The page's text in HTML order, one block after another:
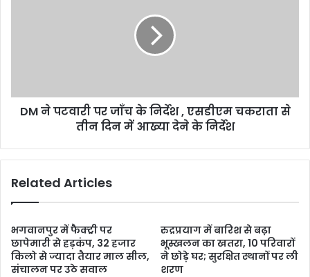
DM ने पटवारी पर जाँच के निर्देश , एसडीएम चकराता से
तीन दिन में आख्या देने के निर्देश
Related Articles
भगवानपुर में फैक्ट्री पर
छापेमारी से हड़कंप, 32 हजार
किलो से ज्यादा तैयार माल सील,
संचालन पर उठे सवाल
रुद्रप्रयाग में बारिश से बढ़ा
भूस्खलन का खतरा, 10 परिवारों
ने छोड़े घर; सुरक्षित स्थानों पर ली
शरण